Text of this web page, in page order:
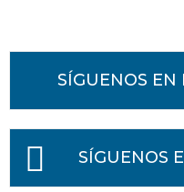
SÍGUENOS EN
SÍGUENOS